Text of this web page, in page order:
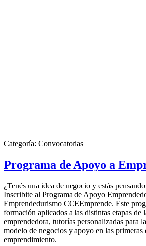
Categoría: Convocatorias
Programa de Apoyo a
¿Tenés una idea de negocio y estás
Inscribite al Programa de Apoyo
Emprendedurismo CCEEmprende. Este
formación aplicados a las distintas etapas de
emprendedora, tutorías personalizadas para
modelo de negocios y apoyo en las primeras
emprendimiento.